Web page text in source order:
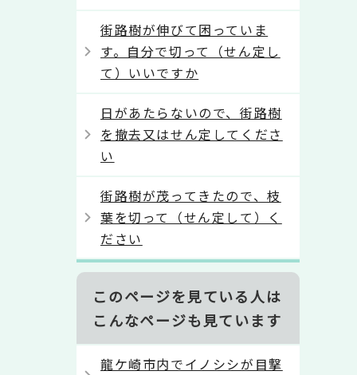
街路樹が伸びて困っていま
す。自分で切って（せん定し
て）いいですか
日があたらないので、街路樹
を撤去又はせん定してくださ
い
街路樹が茂ってきたので、枝
葉を切って（せん定して）く
ださい
このページを見ている人は
こんなページも見ています
龍ケ崎市内でイノシシが目撃